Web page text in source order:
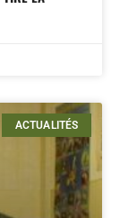
ACTUALITÉS